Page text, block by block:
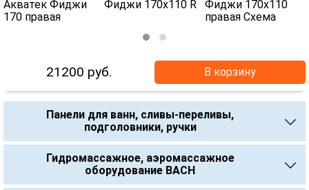
21200 руб. В корзину
Панели для ванн, сливы-переливы,
подголовники, ручки
Гидромассажное, аэромассажное
оборудование BACH